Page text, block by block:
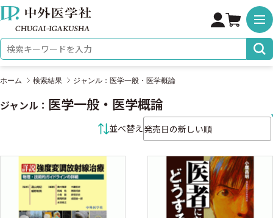
株式会社 中外医学社
検索キーワード
ホーム 検索結果 ジャンル：医学一般・医学概論
ジャンル： 医学一般・医学概論
並べ替え並べ替え条件